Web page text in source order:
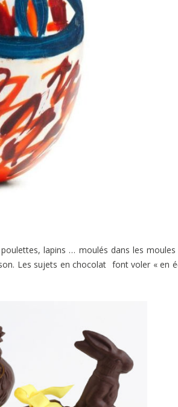
lapins … moulés dans les
Les sujets en chocolat font voler « en